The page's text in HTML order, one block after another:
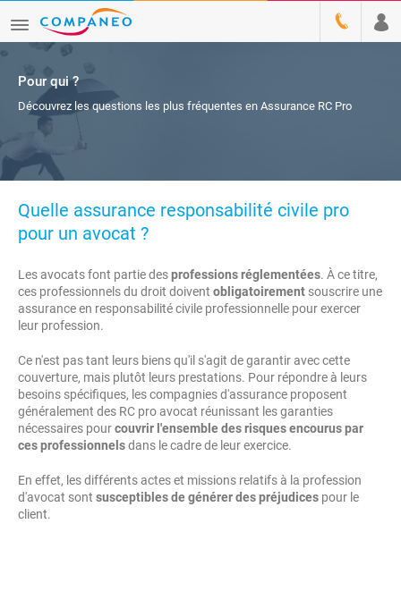
Pour qui ?
Découvrez les questions les plus fréquentes en Assurance RC Pro
Quelle assurance responsabilité civile pro
pour un avocat ?
Les avocats font partie desprofessions réglementées. À ce titre,
ces professionnels du droit doivent obligatoirement souscrire une
assurance en responsabilité civile professionnelle pour exercer
leur profession.
Ce n'est pas tant leurs biens qu'il s'agit de garantir avec cette
couverture, mais plutôt leurs prestations. Pour répondre à leurs
besoins spécifiques, les compagnies d'assurance proposent
généralement des RC pro avocat réunissant les garanties
nécessaires pourcouvrir l'ensemble des risques encourus par
ces professionnelsdans le cadre de leur exercice.
En effet, les différents actes et missions relatifs à la profession
d'avocat sont susceptibles de générer des préjudices pour le
client.